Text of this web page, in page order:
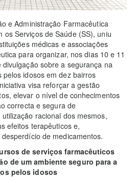
e Administração Farmacêutica
os Serviços de Saúde (SS), uniu
médicas e associações
para organizar, nos dias 10 e 11
sobre a segurança na
idosos em dez bairros
visa reforçar a gestão
elevar o nível de conhecimentos
correcta e segura de
racional dos mesmos,
efeitos terapêuticos e,
de medicamentos.
de serviços farmacêuticos
de um ambiente seguro para a
pelos idosos